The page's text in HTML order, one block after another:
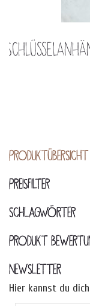
PRODUKTÜBERSICHT
PREISFILTER
SCHLAGWÖRTER
PRODUKT
NEWSLETTER
Hier kannst du